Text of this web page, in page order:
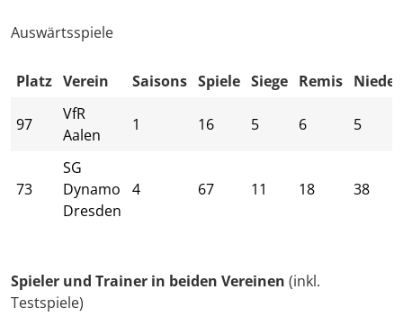
Auswärtsspiele
Platz Verein Saisons Spiele Siege Remis
97
VfR
Aalen
1 16 5 6 5
73
SG
Dynamo
Dresden
4 67 11 18 38
Spieler und Trainer in beiden Vereinen (inkl.
Testspiele)